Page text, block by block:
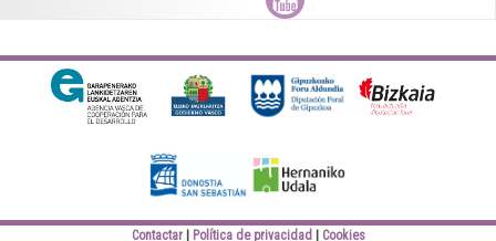
Eusko jaurlaritza
Gipuzkoa
Contactar Política de privacidad Cookies